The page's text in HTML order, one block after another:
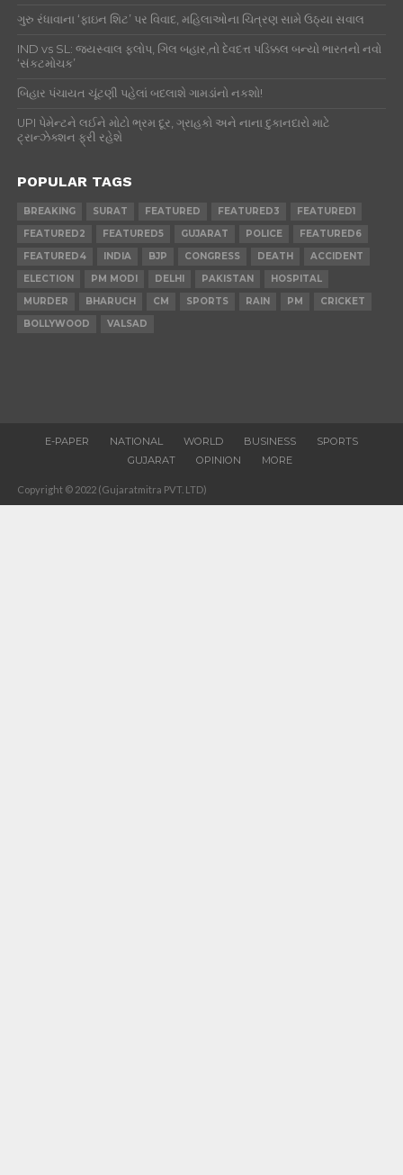
ગુરુ રંધાવાના ‘ફાઇન શિટ’ પર વિવાદ, મહિલાઓના ચિત્રણ સામે ઉઠ્યા સવાલ
IND vs SL: જયસ્વાલ ફ્લોપ, ગિલ બહાર,તો દેવદત્ત પડિક્કલ બન્યો ભારતનો નવો
‘સંકટમોચક’
બિહાર પંચાયત ચૂંટણી પહેલાં બદલાશે ગામડાંનો નકશો!
UPI પેમેન્ટને લઈને મોટો ભ્રમ દૂર, ગ્રાહકો અને નાના દુકાનદારો માટે
ટ્રાન્ઝેક્શન ફ્રી રહેશે
POPULAR TAGS
BREAKING SURAT FEATURED FEATURED3
FEATURED1
FEATURED2
FEATURED5 GUJARAT POLICE
FEATURED6
FEATURED4
INDIA BJP CONGRESS DEATH
ACCIDENT
ELECTION
PM MODI DELHI PAKISTAN
HOSPITAL
MURDER
BHARUCH CM SPORTS RAIN PM
CRICKET
BOLLYWOOD
VALSAD
E-PAPER NATIONAL WORLD BUSINESS
SPORTS
GUJARAT
OPINION MORE
Copyright © 2022 (Gujaratmitra PVT. LTD)